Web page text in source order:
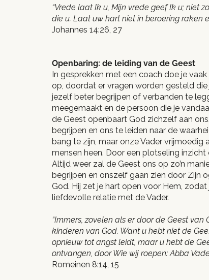
“Vrede laat Ik u, Mijn vrede geef Ik u; niet
die u. Laat uw hart niet in beroering raken
Johannes 14:26, 27
Openbaring: de leiding van de Geest
In gesprekken met een coach doe je
op, doordat er vragen worden gesteld
jezelf beter begrijpen of verbanden te
meegemaakt en de persoon die je
de Geest openbaart God zichzelf aan
begrijpen en ons te leiden naar de
bang te zijn, maar onze Vader vrijmoedig
mensen heen. Door een plotseling
Altijd weer zal de Geest ons op zo’n
begrijpen en onszelf gaan zien door Zijn
God. Hij zet je hart open voor Hem,
liefdevolle relatie met de Vader.
“Immers, zovelen als er door de Geest van
kinderen van God. Want u hebt niet de
opnieuw tot angst leidt, maar u hebt de
ontvangen, door Wie wij roepen: Abba
Romeinen 8:14, 15